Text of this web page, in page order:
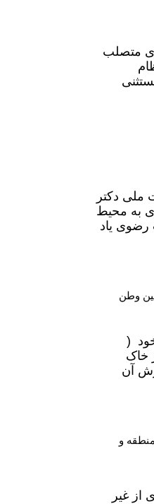
متصلب
ملی دکتر
به محیط
رضوی یاد
وطن
(
خاک
آن
و
از غیر